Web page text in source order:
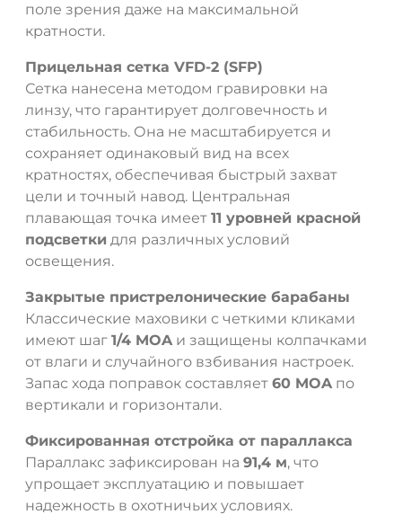
поле зрения даже на максимальной
кратности.
Прицельная сетка VFD-2 (SFP)
Сетка нанесена методом гравировки на
линзу, что гарантирует долговечность и
стабильность. Она не масштабируется и
сохраняет одинаковый вид на всех
кратностях, обеспечивая быстрый захват
цели и точный навод. Центральная
плавающая точка имеет 11 уровней красной
подсветки для различных условий
освещения.
Закрытые пристрелонические барабаны
Классические маховики с четкими кликами
имеют шаг 1/4 MOAи защищены колпачками
от влаги и случайного взбивания настроек.
Запас хода поправок составляет 60 MOAпо
вертикали и горизонтали.
Фиксированная отстройка от параллакса
Параллакс зафиксирован на 91,4 м, что
упрощает эксплуатацию и повышает
надежность в охотничьих условиях.
ДА НЕТ